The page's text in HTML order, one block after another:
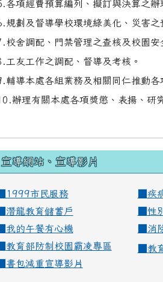
各項經費預算編列、擬訂與決算之辦
規劃及督導學校環境綠美化、災害之
校舍調配、門禁管理之查核及校園安
工友工作之調配、督導及考核。
輔導本處各組業務及相關同仁推動各
辦理有關本處各項獎懲、表揚、研
宣導網站、宣導影片
■1999市民服務 疾
潛龍教育儲蓄戶 性
我的午餐有心機
消
教育部防制校園霸凌專區
教
書包減重宣導影片